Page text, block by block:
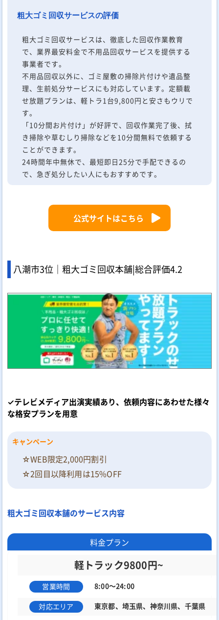
粗大ゴミ回収サービスの評価
粗大ゴミ回収サービスは、徹底した回収作業教育
で、業界最安料金で不用品回収サービスを提供する
事業者です。
不用品回収以外に、ゴミ屋敷の掃除片付けや遺品整
理、生前処分サービスにも対応しています。定額載
せ放題プランは、軽トラ1台9,800円と安さもウリで
す。
「10分間お片付け」が好評で、回収作業完了後、拭
き掃除や草むしり掃除などを10分間無料で依頼する
ことができます。
24時間年中無休で、最短即日25分で手配できるの
で、急ぎ処分したい人にもおすすめです。
公式サイトはこちら
八潮市3位｜粗大ゴミ回収本舗|総合評価4.2
✓テレビメディア出演実績あり、依頼内容にあわせた様々
な格安プランを用意
キャンペーン
☆WEB限定2,000円割引
☆2回目以降利用は15%OFF
粗大ゴミ回収本舗のサービス内容
料金プラン
軽トラック9800円~
営業時間 8:00～24:00
対応エリア 東京都、埼玉県、神奈川県、千葉県